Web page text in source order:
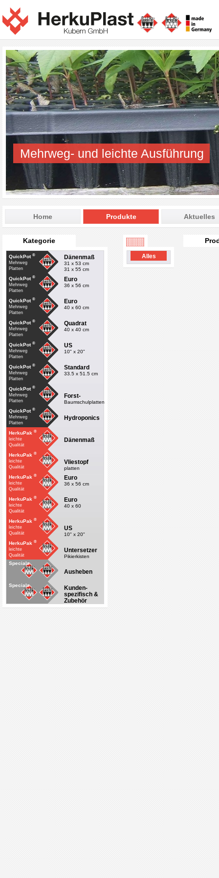
Mehrweg- und leichte Ausführung
Home Produkte Aktuelles
Kategorie
QuickPot ®
Mehrweg
Platten
Dänenmaß
31 x 53 cm
31 x 55 cm
QuickPot ®
Mehrweg
Platten
Euro
36 x 56 cm
QuickPot ®
Mehrweg
Platten
Euro
40 x 60 cm
QuickPot ®
Mehrweg
Platten
Quadrat
40 x 40 cm
QuickPot ®
Mehrweg
Platten
US
10" x 20"
QuickPot ®
Mehrweg
Platten
Standard
33.5 x 51.5 cm
QuickPot ®
Mehrweg
Platten
Forst-
Baumschulplatten
QuickPot ®
Mehrweg
Platten
Hydroponics
HerkuPak ®
leichte
Qualität
Dänenmaß
HerkuPak ®
leichte
Qualität
Vliestopf
platten
HerkuPak ®
leichte
Qualität
Euro
36 x 56 cm
HerkuPak ®
leichte
Qualität
Euro
40 x 60
HerkuPak ®
leichte
Qualität
US
10" x 20"
HerkuPak ®
leichte
Qualität
Untersetzer
Pikierkisten
Specials
Ausheben
Specials
Kunden-
spezifisch &
Zubehör
Alles